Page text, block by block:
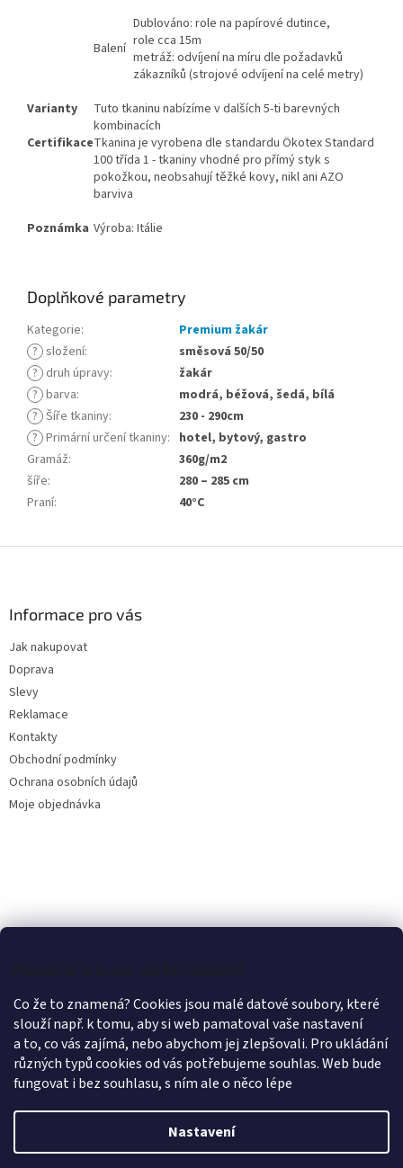
Můžeme si u vás uložit cookies?
Co že to znamená? Cookies jsou malé datové soubory, které
slouží např. k tomu, aby si web pamatoval vaše nastavení
a to, co vás zajímá, nebo abychom jej zlepšovali. Pro ukládání
různých typů cookies od vás potřebujeme souhlas. Web bude
fungovat i bez souhlasu, s ním ale o něco lépe
Nastavení
Balení
Dublováno: role na papírové dutince,
role cca 15m
metráž: odvíjení na míru dle požadavků
zákazníků (strojové odvíjení na celé metry)
Varianty
Tuto tkaninu nabízíme v dalších 5-ti barevných
kombinacích
CertifikaceTkanina je vyrobena dle standardu Ökotex Standard
100 třída 1 - tkaniny vhodné pro přímý styk s
pokožkou, neobsahují těžké kovy, nikl ani AZO
barviva
Poznámka Výroba: Itálie
Doplňkové parametry
Kategorie:
Premium žakár
? složení:
směsová 50/50
? druh úpravy:
žakár
? barva:
modrá, béžová, šedá, bílá
? Šíře tkaniny:
230 - 290cm
? Primární určení tkaniny: hotel, bytový, gastro
Gramáž:
360g/m2
šíře:
280 – 285 cm
Praní: 40°C
Informace pro vás
Jak nakupovat
Doprava
Slevy
Reklamace
Kontakty
Obchodní podmínky
Ochrana osobních údajů
Moje objednávka
Vytvořil Shoptet